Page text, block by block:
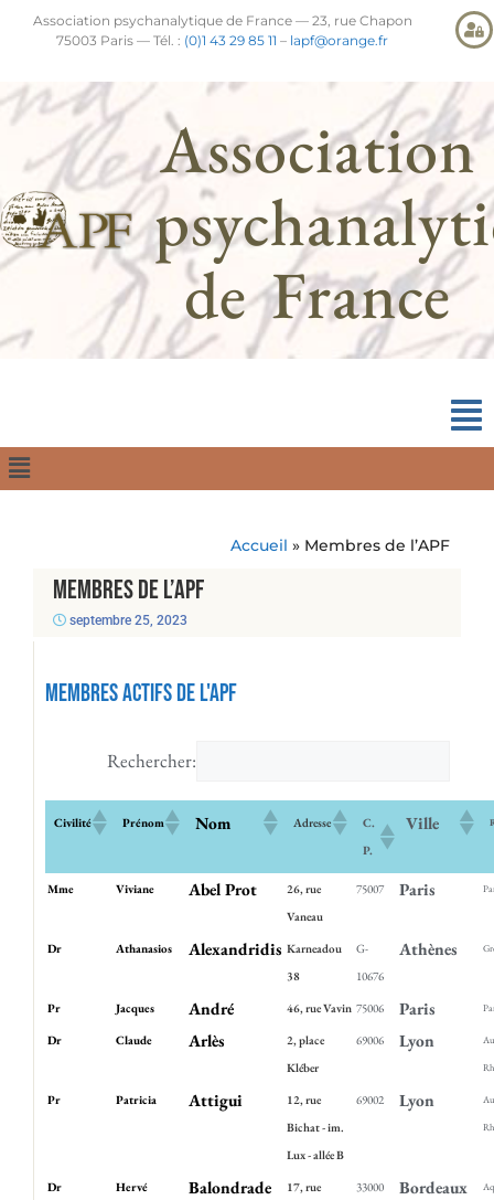
Association psychanalytique de France — 23, rue Chapon
75003 Paris — Tél. : (0)1 43 29 85 11 – lapf@orange.fr
Association
de France
Accueil » Membres de l’APF
Membres de l’APF
septembre 25, 2023
Membres actifs de l'APF
Rechercher:
Civilité Prénom Nom Adresse
C.
P.
Ville
Mme Viviane Abel Prot
26, rue
Vaneau
75007 Paris
Dr Athanasios Alexandridis Karneadou
38
G-
10676
Athènes
Pr Jacques André 46, rue Vavin 75006 Paris
Dr Claude Arlès
2, place
Kléber
69006 Lyon
Pr Patricia Attigui
12, rue
Bichat - im.
Lux - allée B
69002 Lyon
Dr Hervé Balondrade
17, rue
33000 Bordeaux